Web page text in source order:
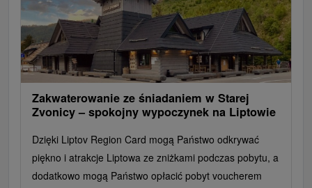
Zakwaterowanie ze śniadaniem w Starej
Zvonicy – ​​spokojny wypoczynek na Liptowie
Dzięki Liptov Region Card mogą Państwo odkrywać
piękno i atrakcje Liptowa ze zniżkami podczas pobytu, a
dodatkowo mogą Państwo opłacić pobyt voucherem